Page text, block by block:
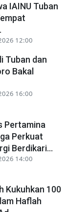
IAINU Tuban
12:00
Tuban dan
Bakal
16:00
Pertamina
Perkuat
Berdikari...
14:00
Kukuhkan 100
Haflah